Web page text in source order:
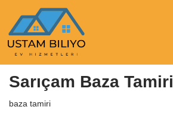
İçeriğe
geç
Anasayfa|baza tamiri
Sarıçam Baza Tamiri
baza tamiri